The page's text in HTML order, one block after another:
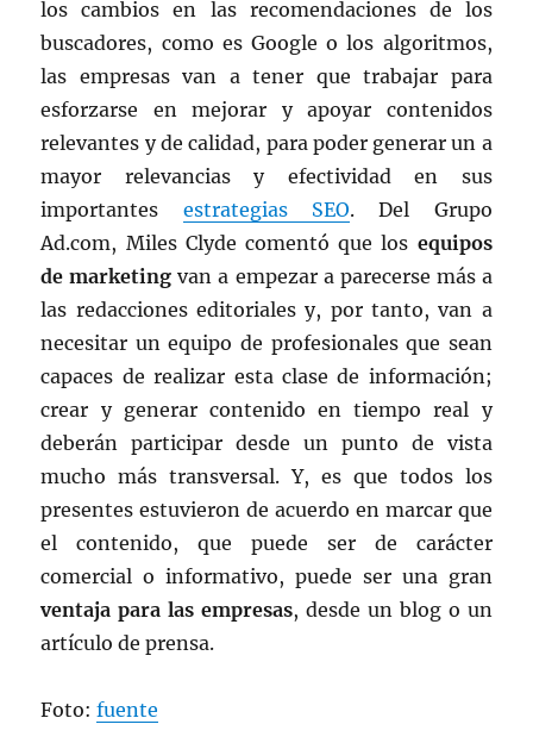
los cambios en las recomendaciones de los
buscadores, como es Google o los algoritmos,
las empresas van a tener que trabajar para
esforzarse en mejorar y apoyar contenidos
relevantes y de calidad, para poder generar un a
mayor relevancias y efectividad en sus
importantes estrategias SEO. Del Grupo
Ad.com, Miles Clyde comentó que los equipos
de marketing van a empezar a parecerse más a
las redacciones editoriales y, por tanto, van a
necesitar un equipo de profesionales que sean
capaces de realizar esta clase de información;
crear y generar contenido en tiempo real y
deberán participar desde un punto de vista
mucho más transversal. Y, es que todos los
presentes estuvieron de acuerdo en marcar que
el contenido, que puede ser de carácter
comercial o informativo, puede ser una gran
ventaja para las empresas, desde un blog o un
artículo de prensa.
Foto:fuente